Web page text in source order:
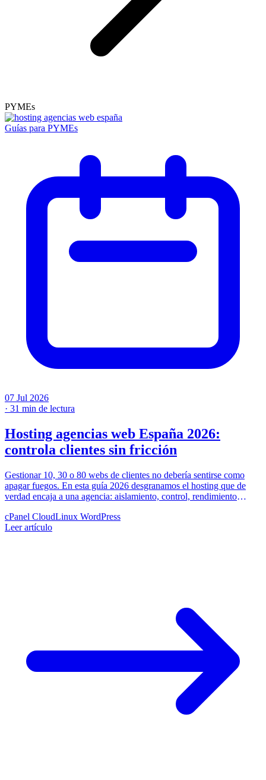
PYMEs
Guías para PYMEs
07 Jul 2026
· 31 min de lectura
Hosting agencias web España 2026:
controla clientes sin fricción
Gestionar 10, 30 o 80 webs de clientes no debería sentirse como
apagar fuegos. En esta guía 2026 desgranamos el hosting que de
verdad encaja a una agencia: aislamiento, control, rendimiento
cPanel CloudLinux WordPress
Leer artículo